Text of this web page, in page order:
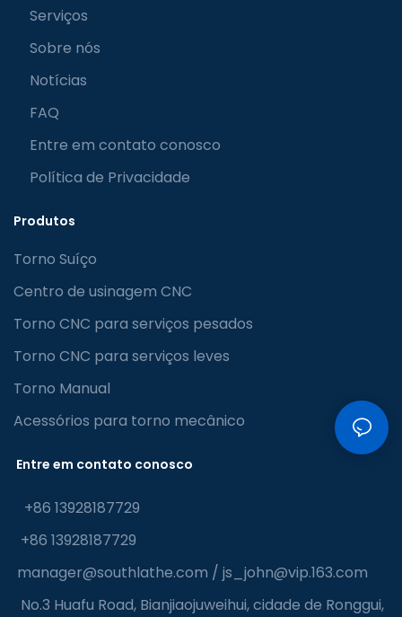
Serviços
Sobre nós
Notícias
FAQ
Entre em contato conosco
Política de Privacidade
Produtos
Torno Suíço
Centro de usinagem CNC
Torno CNC para serviços pesados
Torno CNC para serviços leves
Torno Manual
Acessórios para torno mecânico
Entre em contato conosco
+86 13928187729
+86 13928187729
manager@southlathe.com / js_john@vip.163.com
No.3 Huafu Road, Bianjiaojuweihui, cidade de Ronggui,